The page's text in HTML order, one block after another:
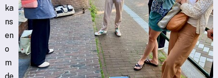
ka
ns
en
o
m